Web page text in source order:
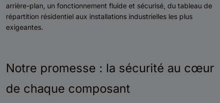
arrière-plan, un fonctionnement fluide et sécurisé, du tableau de
répartition résidentiel aux installations industrielles les plus
exigeantes.
Notre promesse : la sécurité au cœur
de chaque composant